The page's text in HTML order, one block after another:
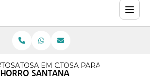
TOSATOSA EM CAESTOSA PARA CACHORRO
SANTANA